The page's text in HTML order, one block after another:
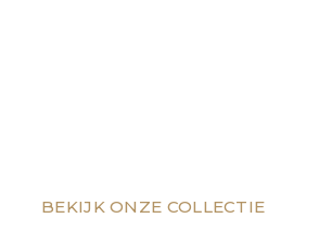
BEKIJK ONZE COLLECTIE